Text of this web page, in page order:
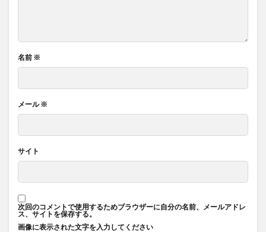
名前 ※
メール※
サイト
次回のコメントで使用するためブラウザーに自分の名前、メールアドレ
ス、サイトを保存する。
画像に表示された文字を入力してください